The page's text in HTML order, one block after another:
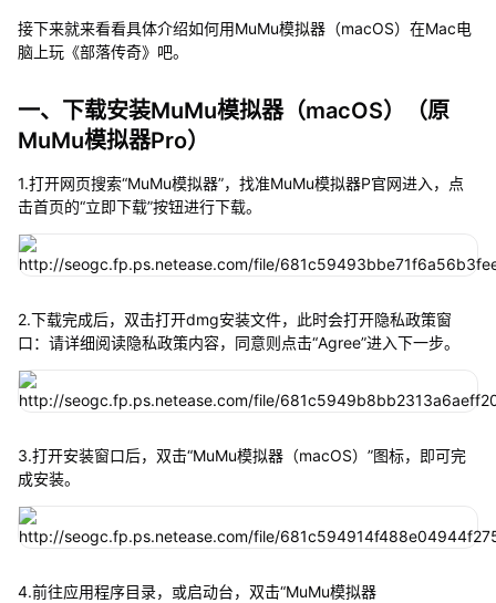
接下来就来看看具体介绍如何用MuMu模拟器（macOS）在Mac电
脑上玩《部落传奇》吧。
一、下载安装MuMu模拟器（macOS）（原
MuMu模拟器Pro）
1.打开网页搜索“MuMu模拟器”，找准MuMu模拟器P官网进入，点
击首页的“立即下载”按钮进行下载。
2.下载完成后，双击打开dmg安装文件，此时会打开隐私政策窗
口：请详细阅读隐私政策内容，同意则点击“Agree”进入下一步。
3.打开安装窗口后，双击“MuMu模拟器（macOS）”图标，即可完
成安装。
4.前往应用程序目录，或启动台，双击“MuMu模拟器